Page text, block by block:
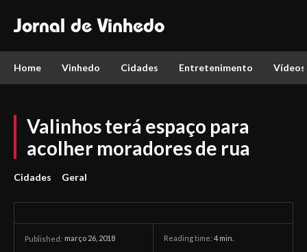
Jornal de Vinhedo
Home Vinhedo Cidades Entretenimento Vídeos
Valinhos terá espaço para
acolher moradores de rua
Cidades Geral
Published: março 26, 2018 Reading time: 4 min.